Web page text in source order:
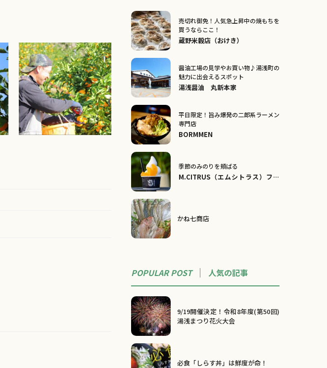
売切れ御免！人気急上昇中の焼もちを
買うならここ！
蔵野米穀店（おけき）
醤油工場の見学やお買い物♪湯浅町の
魅力に出会えるスポット
湯浅醤油 丸新本家
平日限定！旨み爆発の二郎系ラーメン
専門店
BORMMEN
季節のみのりを頬ばる
M.CITRUS（エムシトラス）フル
かね七商店
POPULAR POST 人気の記事
9/19開催決定！令和8年度(第50回)
湯浅まつり花火大会
必食「しらす丼」は鮮度が命！